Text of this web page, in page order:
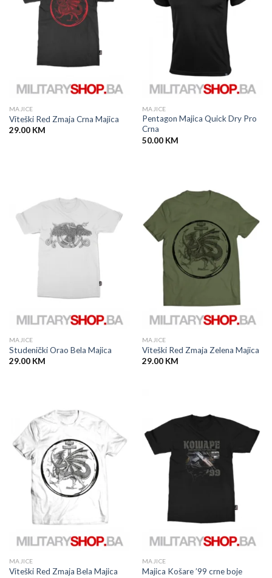
MAJICE
Viteški Red Zmaja Crna Majica
29.00 KM
MAJICE
Pentagon Majica Quick Dry Pro
Crna
50.00 KM
MAJICE
Studenički Orao Bela Majica
29.00 KM
MAJICE
Viteški Red Zmaja Zelena Majica
29.00 KM
MAJICE
Viteški Red Zmaja Bela Majica
MAJICE
Majica Košare ’99 crne boje